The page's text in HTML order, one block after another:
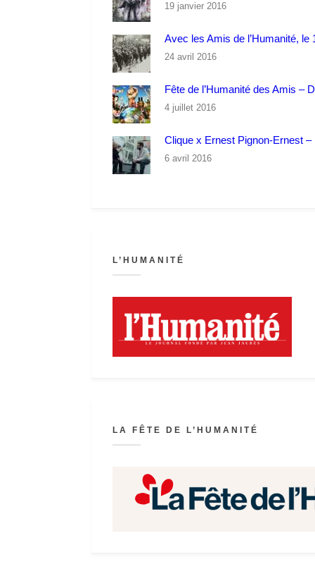
19 janvier 2016
Avec les Amis de l’Humanité, le
24 avril 2016
Fête de l’Humanité des Amis –
4 juillet 2016
Clique x Ernest Pignon-Ernest
6 avril 2016
L’HUMANITÉ
LA FÊTE DE L’HUMANITÉ